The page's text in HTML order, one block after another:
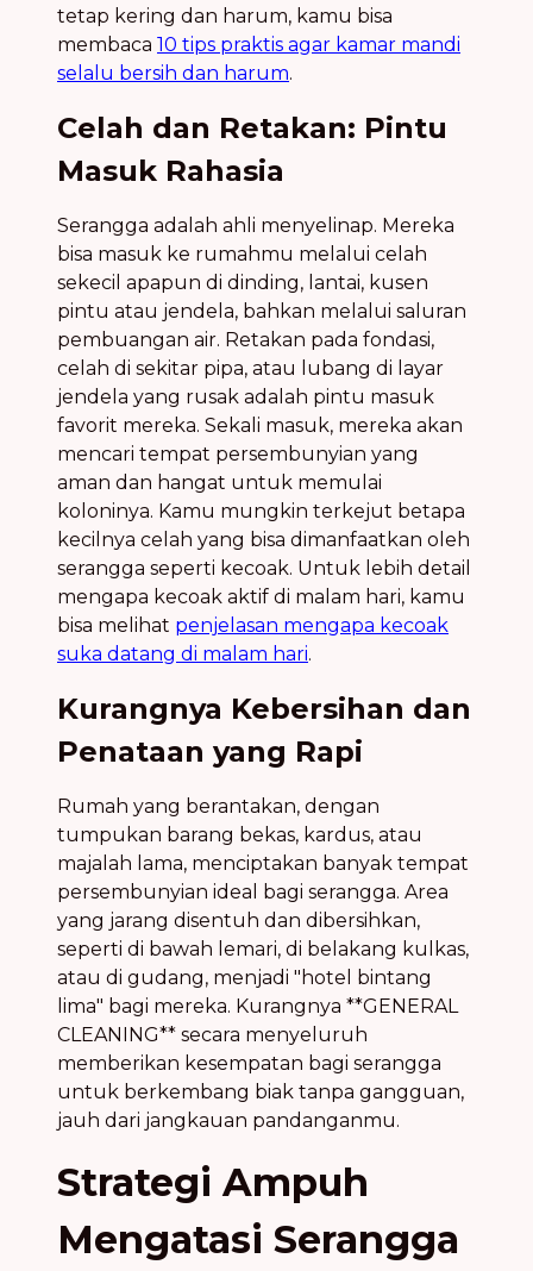
tetap kering dan harum, kamu bisa
membaca 10 tips praktis agar kamar mandi
selalu bersih dan harum.
Celah dan Retakan: Pintu
Masuk Rahasia
Serangga adalah ahli menyelinap. Mereka
bisa masuk ke rumahmu melalui celah
sekecil apapun di dinding, lantai, kusen
pintu atau jendela, bahkan melalui saluran
pembuangan air. Retakan pada fondasi,
celah di sekitar pipa, atau lubang di layar
jendela yang rusak adalah pintu masuk
favorit mereka. Sekali masuk, mereka akan
mencari tempat persembunyian yang
aman dan hangat untuk memulai
koloninya. Kamu mungkin terkejut betapa
kecilnya celah yang bisa dimanfaatkan oleh
serangga seperti kecoak. Untuk lebih detail
mengapa kecoak aktif di malam hari, kamu
bisa melihat penjelasan mengapa kecoak
suka datang di malam hari.
Kurangnya Kebersihan dan
Penataan yang Rapi
Rumah yang berantakan, dengan
tumpukan barang bekas, kardus, atau
majalah lama, menciptakan banyak tempat
persembunyian ideal bagi serangga. Area
yang jarang disentuh dan dibersihkan,
seperti di bawah lemari, di belakang kulkas,
atau di gudang, menjadi "hotel bintang
lima" bagi mereka. Kurangnya **GENERAL
CLEANING** secara menyeluruh
memberikan kesempatan bagi serangga
untuk berkembang biak tanpa gangguan,
jauh dari jangkauan pandanganmu.
Strategi Ampuh
Mengatasi Serangga